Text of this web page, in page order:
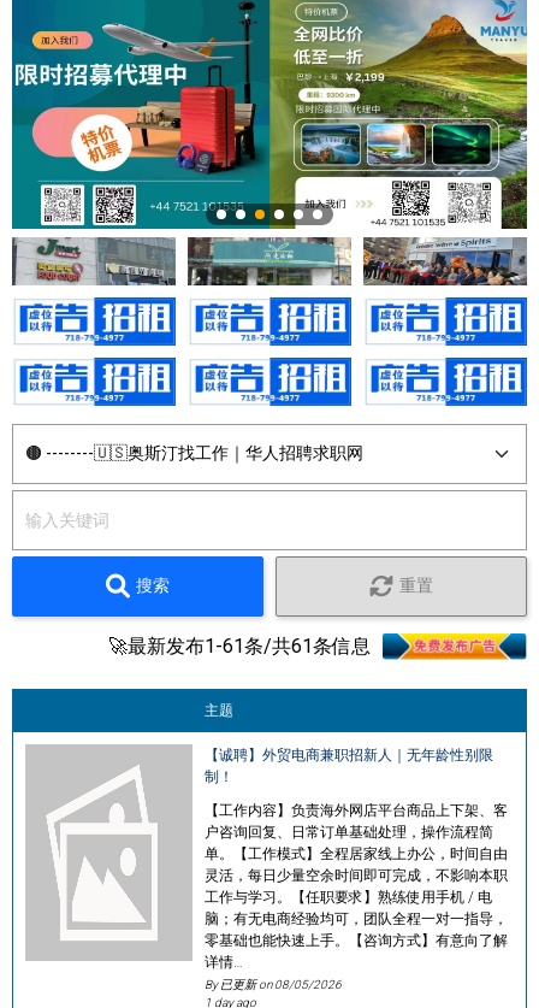
搜索 重置
🚀最新发布1-61条/共61条信息
主题
【诚聘】外贸电商兼职招新人｜无年龄性别限
制！
【工作内容】负责海外网店平台商品上下架、客
户咨询回复、日常订单基础处理，操作流程简
单。【工作模式】全程居家线上办公，时间自由
灵活，每日少量空余时间即可完成，不影响本职
工作与学习。【任职要求】熟练使用手机 / 电
脑；有无电商经验均可，团队全程一对一指导，
零基础也能快速上手。【咨询方式】有意向了解
详情…
By 已更新 on08/05/2026
1 day ago